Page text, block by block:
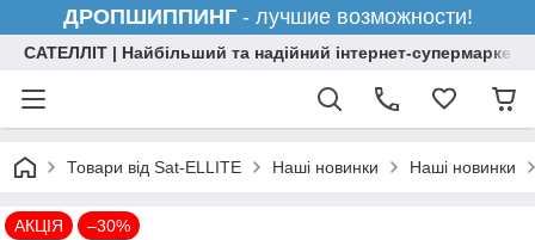
ДРОПШИППИНГ- лучшие возможности!
САТЕЛЛІТ | Найбільший та надійний інтернет-супермаркет
Товари від Sat-ELLITE Наші новинки Наші новинки
АКЦІЯ –30%